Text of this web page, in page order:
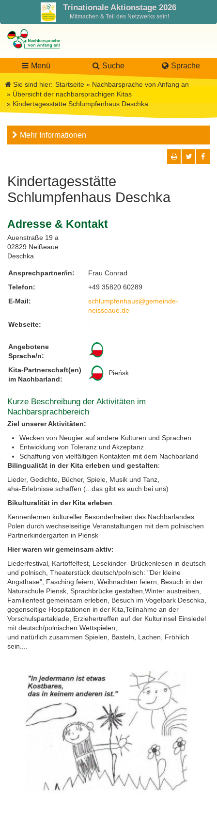
Trinationale Aktionstage 2026
Mitmachen & Teil des Netzwerks sein!
Menü Suche Sprache
LaNa
DPJW Zentralstelle
Newsletter
Materialien
Serie Biedronka, Maus & Žába
Nachbarsprachkoffer
Interreg PLSN 2014-2020
Modellprojekte 2019/2020
Mitwirkung anmelden
Informationen für Mitwirkende
Öffentlichkeitsarbeit
Archiv
Aktionstage 2025
Aktionstage 2024
Tag der Nachbarsprachen 2023
Sie sind hier: Startseite » Nachbarsprache von Anfang an
» Übersicht der nachbarsprachigen Kitas
» Kindertagesstätte Schlumpfenhaus Deschka
Mehr Informationen
Kindertagesstätte
Schlumpfenhaus Deschka
Adresse & Kontakt
Auenstraße 19 a
02829 Neißeaue
Deschka
Ansprechpartner/in:
Frau Conrad
Telefon:
+49 35820 60289
E-Mail:
schlumpfenhaus@gemeinde-
neisseaue.de
Webseite:
-
Angebotene
Sprache/n:
Kita-Partnerschaft(en)
im Nachbarland:
Pieńsk
Kurze Beschreibung der Aktivitäten im
Nachbarsprachbereich
Ziel unserer Aktivitäten:
Wecken von Neugier auf andere Kulturen und Sprachen
Entwicklung von Toleranz und Akzeptanz
Schaffung von vielfältigen Kontakten mit dem Nachbarland
Bilingualität in der Kita erleben und gestalten:
Lieder, Gedichte, Bücher, Spiele, Musik und Tanz,
aha-Erlebnisse schaffen (...das gibt es auch bei uns)
Bikulturalität in der Kita erleben:
Kennenlernen kultureller Besonderheiten des Nachbarlandes
Polen durch wechselseitige Veranstaltungen mit dem polnischen
Partnerkindergarten in Piensk
Hier waren wir gemeinsam aktiv:
Liederfestival, Kartoffelfest, Lesekinder- Brückenlesen in deutsch
und polnisch, Theaterstück deutsch/polnisch: "Der kleine
Angsthase", Fasching feiern, Weihnachten feiern, Besuch in der
Naturschule Piensk, Sprachbrücke gestalten,Winter austreiben,
Familienfest gemeinsam erleben, Besuch im Vogelpark Deschka,
gegenseitige Hospitationen in der Kita,Teilnahme an der
Vorschulspartakiade, Erziehertreffen auf der Kulturinsel Einsiedel
mit deutsch/polnischen Wettspielen,...
und natürlich zusammen Spielen, Basteln, Lachen, Fröhlich
sein....